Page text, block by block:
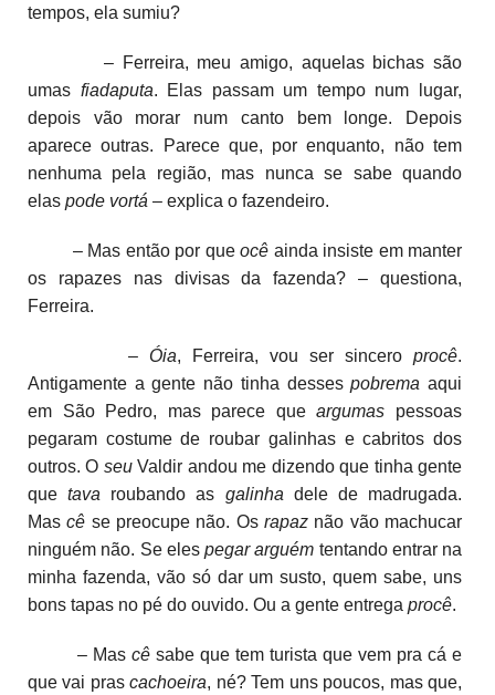
tempos, ela sumiu?
– Ferreira, meu amigo, aquelas bichas são
umas fiadaputa. Elas passam um tempo num lugar,
depois vão morar num canto bem longe. Depois
aparece outras. Parece que, por enquanto, não tem
nenhuma pela região, mas nunca se sabe quando
elas pode vortá – explica o fazendeiro.
– Mas então por que ocê ainda insiste em manter
os rapazes nas divisas da fazenda? – questiona,
Ferreira.
– Óia, Ferreira, vou ser sinceroprocê.
Antigamente a gente não tinha dessespobrema aqui
em São Pedro, mas parece queargumas pessoas
pegaram costume de roubar galinhas e cabritos dos
outros. O seuValdir andou me dizendo que tinha gente
quetava roubando as galinha dele de madrugada.
Mascê se preocupe não. Osrapaz não vão machucar
ninguém não. Se eles pegar arguém tentando entrar na
minha fazenda, vão só dar um susto, quem sabe, uns
bons tapas no pé do ouvido. Ou a gente entrega procê.
– Mas cê sabe que tem turista que vem pra cá e
que vai prascachoeira, né? Tem uns poucos, mas que,